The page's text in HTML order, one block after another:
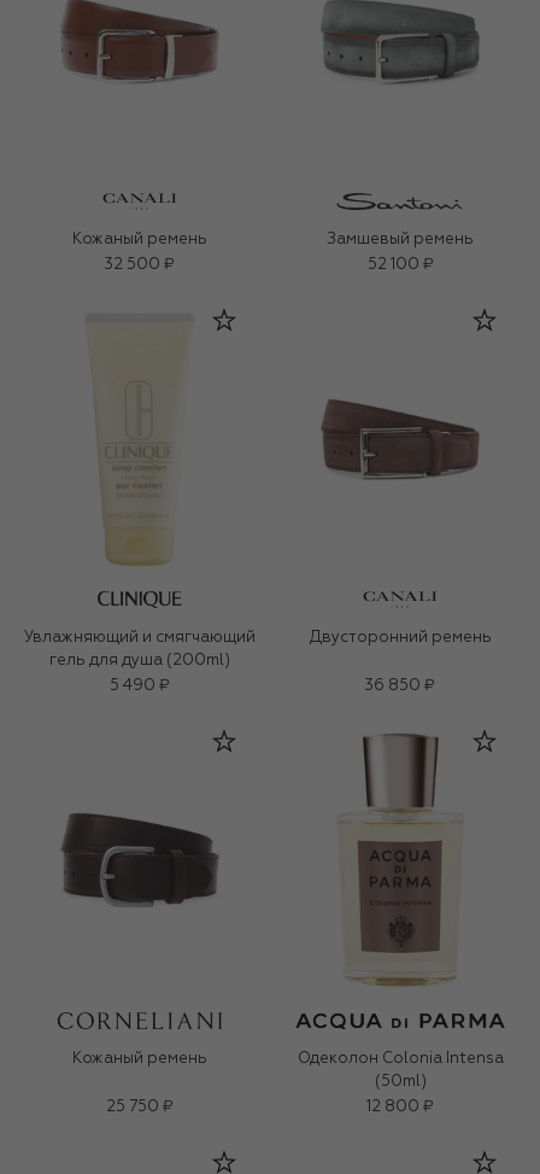
Кожаный ремень
32 500 ₽
Замшевый ремень
52 100 ₽
Увлажняющий и смягчающий
гель для душа (200ml)
5 490 ₽
Двусторонний ремень
36 850 ₽
Кожаный ремень
25 750 ₽
Одеколон Colonia Intensa
(50ml)
12 800 ₽